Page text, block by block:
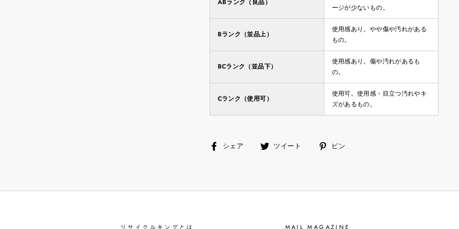
ABランク（良品）
ージが少ないもの。
Bランク（並品上）
使用感あり。やや傷や汚れがある
もの。
BCランク（並品下）
使用感あり。傷や汚れがあるも
の。
Cランク（使用可）
使用可。使用感・目立つ汚れやキ
ズがあるもの。
シェア
facebookツイート ピン
リサイクルキングとは MAIL MAGAZINE